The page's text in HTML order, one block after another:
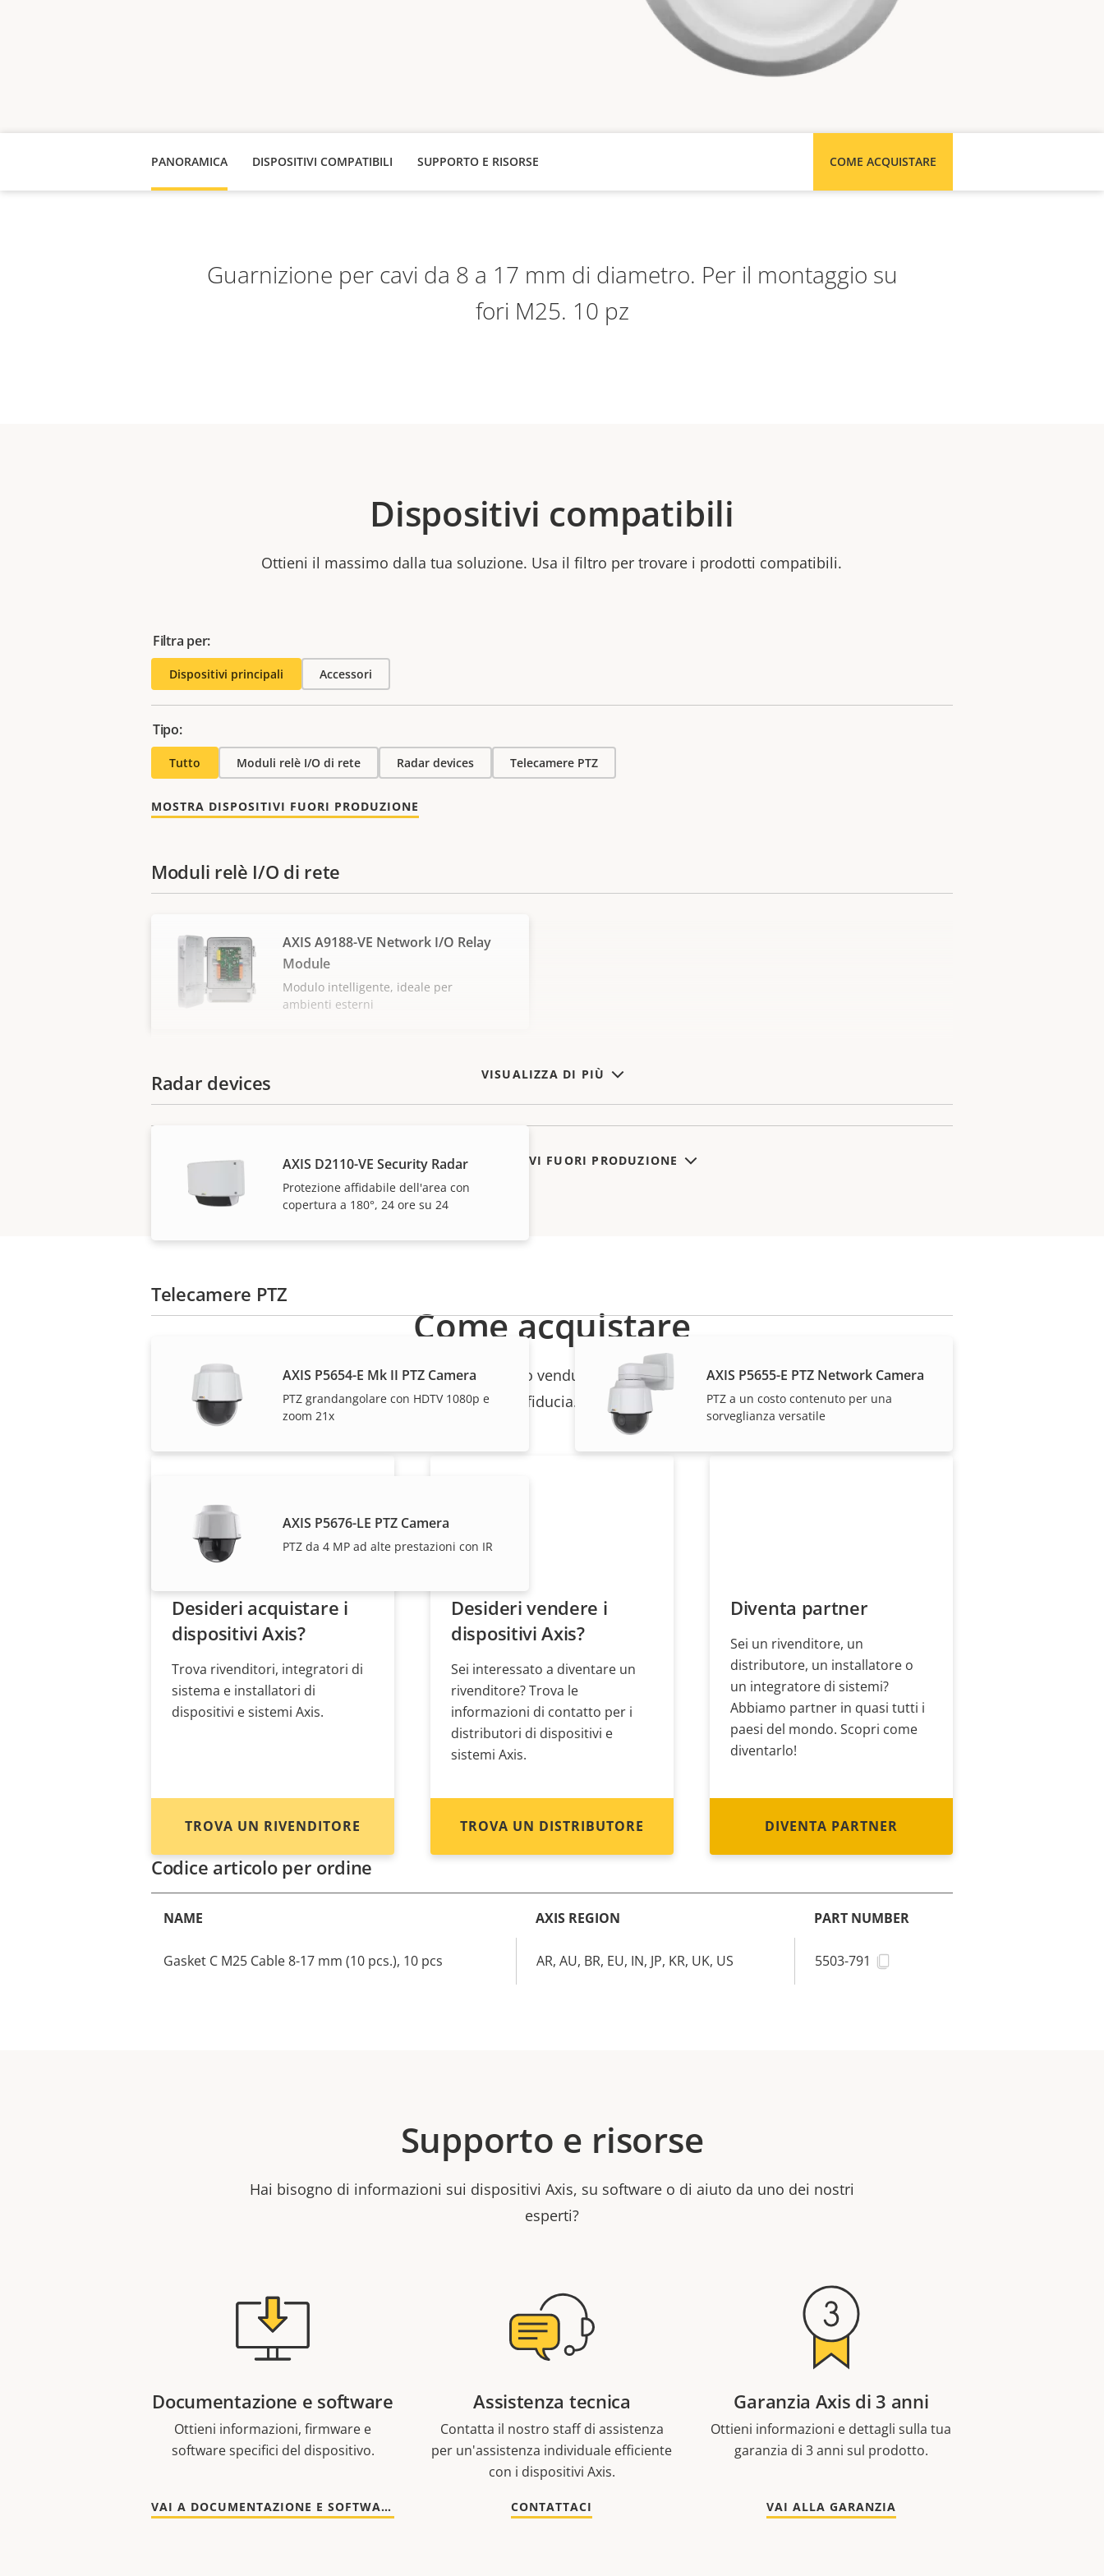
PANORAMICA DISPOSITIVI COMPATIBILI COME ACQUISTARE
SUPPORTO E RISORSE
Guarnizione per cavi da 8 a 17 mm di diametro. Per il montaggio su
fori M25. 10 pz
Dispositivi compatibili
Ottieni il massimo dalla tua soluzione. Usa il filtro per trovare i prodotti compatibili.
Filtra per:
Dispositivi principali Accessori
Tipo:
Tutto Moduli relè I/O di rete Radar devices Telecamere PTZ
MOSTRA DISPOSITIVI FUORI PRODUZIONE
VISUALIZZA DI PIÙ
Moduli relè I/O di rete
AXIS A9188-VE Network I/O Relay
Module
Modulo intelligente, ideale per
ambienti esterni
Radar devices
AXIS D2110-VE Security Radar
Protezione affidabile dell'area con
copertura a 180°, 24 ore su 24
Telecamere PTZ
AXIS P5654-E Mk II PTZ Camera
PTZ grandangolare con HDTV 1080p e
zoom 21x
AXIS P5655-E PTZ Network Camera
PTZ a un costo contenuto per una
sorveglianza versatile
AXIS P5676-LE PTZ Camera
PTZ da 4 MP ad alte prestazioni con IR
MOSTRA DISPOSITIVI FUORI PRODUZIONE
Come acquistare
Le soluzioni Axis e i singoli prodotti vengono venduti e installati da esperti dei nostri partner di
fiducia.
Desideri acquistare i
dispositivi Axis?
Trova rivenditori, integratori di
sistema e installatori di
dispositivi e sistemi Axis.
TROVA UN RIVENDITORE
Desideri vendere i
dispositivi Axis?
Sei interessato a diventare un
rivenditore? Trova le
informazioni di contatto per i
distributori di dispositivi e
sistemi Axis.
TROVA UN DISTRIBUTORE
Diventa partner
Sei un rivenditore, un
distributore, un installatore o
un integratore di sistemi?
Abbiamo partner in quasi tutti i
paesi del mondo. Scopri come
diventarlo!
DIVENTA PARTNER
Codice articolo per ordine
NAME AXIS REGION PART NUMBER
Gasket C M25 Cable 8-17 mm (10 pcs.), 10 pcs AR, AU, BR, EU, IN, JP, KR, UK, US 5503-791
Supporto e risorse
Hai bisogno di informazioni sui dispositivi Axis, su software o di aiuto da uno dei nostri
esperti?
Documentazione e software
Ottieni informazioni, firmware e
software specifici del dispositivo.
VAI A DOCUMENTAZIONE E SOFTWARE
Assistenza tecnica
Contatta il nostro staff di assistenza
per un'assistenza individuale efficiente
con i dispositivi Axis.
CONTATTACI
Garanzia Axis di 3 anni
Ottieni informazioni e dettagli sulla tua
garanzia di 3 anni sul prodotto.
VAI ALLA GARANZIA